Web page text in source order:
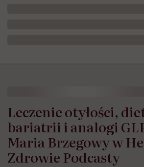
Leczenie otyłości,
bariatrii i analogi
Maria Brzegowy w
Zdrowie Podcasty